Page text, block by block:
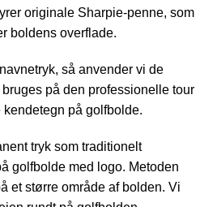
originale Sharpie-penne, som
boldens overflade.
så anvender vi de
på den professionelle tour
på golfbolde.
tryk som traditionelt
golfbolde med logo. Metoden
et større område af bolden. Vi